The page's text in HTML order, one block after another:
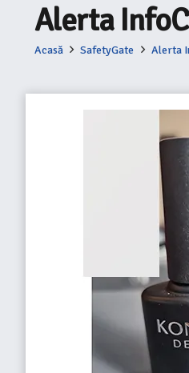
Alerta
Acasă SafetyGate Alerta